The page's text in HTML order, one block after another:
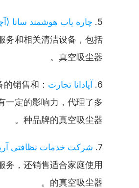
5. چاره یاب هوشمند سانا
务和相关清洁设备，包括
真空吸尘器。
6. آپادانا تجارت
的销售和
一定的影响力，代理了多
种品牌的真空吸尘器。
7. شرکت خدمات نظافتی
务，还销售适合家庭使用
的真空吸尘器。